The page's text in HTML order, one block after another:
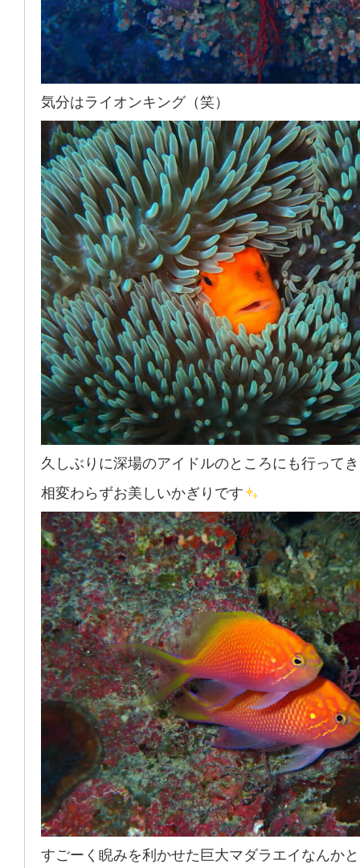
気分はライオンキング（笑）
久しぶりに深場のアイドルのところにも行って
相変わらずお美しいかぎりです
すごーく睨みを利かせた巨大マダラエイなんか